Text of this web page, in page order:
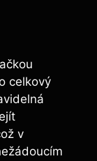
celkový
v